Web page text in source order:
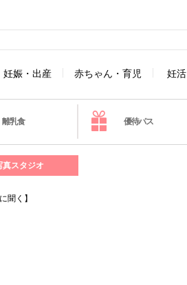
妊娠・出産 赤ちゃん・育児 妊活
離乳食 優待パス
真スタジオ
聞く】